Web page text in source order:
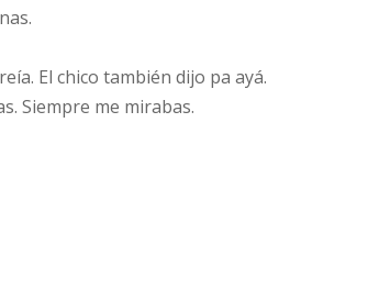
El chico también dijo pa ayá.
Siempre me mirabas.